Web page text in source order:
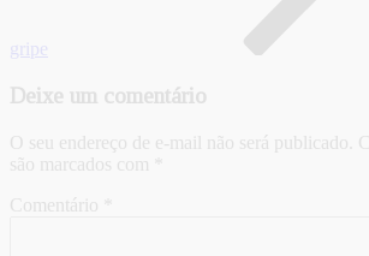
gripe
Deixe um comentário
O seu endereço de e-mail não será publicado.
são marcados com
Comentário